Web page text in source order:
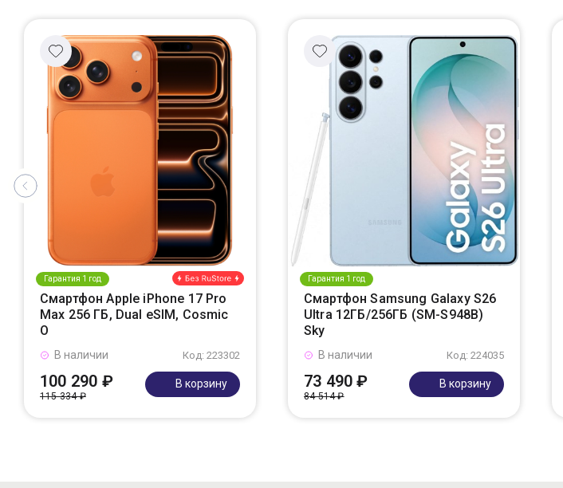
Гарантия 1 год
Смартфон Apple iPhone 17 Pro
Max 256 ГБ, Dual eSIM, Cosmic
O
Код: 223302
В наличии
100 290 ₽
115 334 ₽
В корзину
Гарантия 1 год
Смартфон Samsung Galaxy S26
Ultra 12ГБ/256ГБ (SM-S948B)
Sky
Код: 224035
В наличии
73 490 ₽
84 514 ₽
В корзину